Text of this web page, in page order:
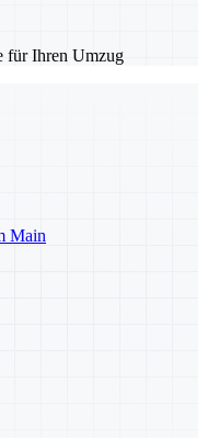
für Ihren Umzug
Main